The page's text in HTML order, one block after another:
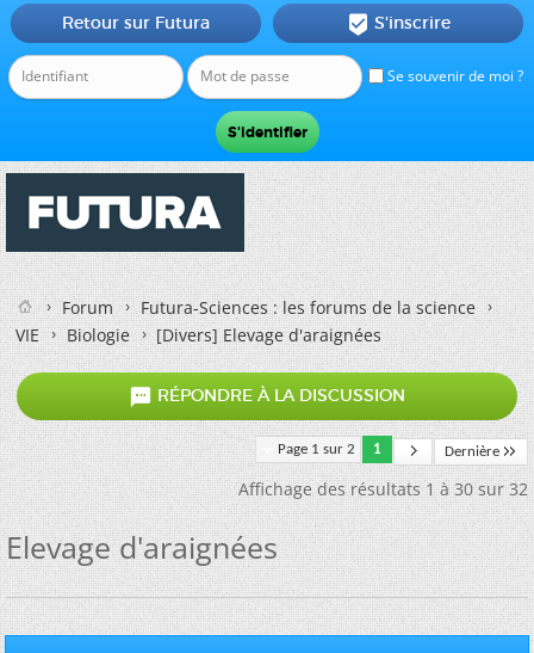
Se souvenir de moi ?
Retour sur Futura  S'inscrire
Forum
Futura-Sciences : les forums de la science
VIE
Biologie [Divers]Elevage d'araignées
 RÉPONDRE À LA DISCUSSION
Page 1 sur 2 1 Dernière
Affichage des résultats 1 à 30 sur 32
Elevage d'araignées